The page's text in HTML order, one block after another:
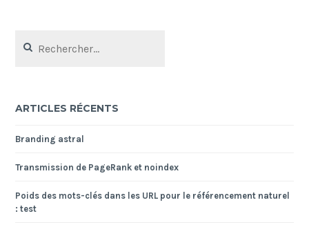
ARTICLES RÉCENTS
Branding astral
Transmission de PageRank et noindex
Poids des mots-clés dans les URL pour le référencement naturel
: test